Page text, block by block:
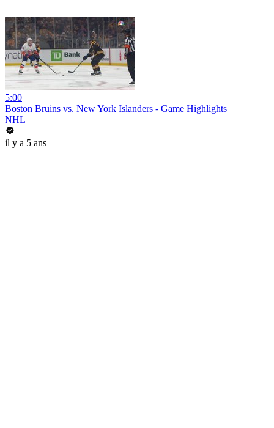
5:00
Boston Bruins vs. New York Islanders - Game Highlights
NHL
il y a 5 ans